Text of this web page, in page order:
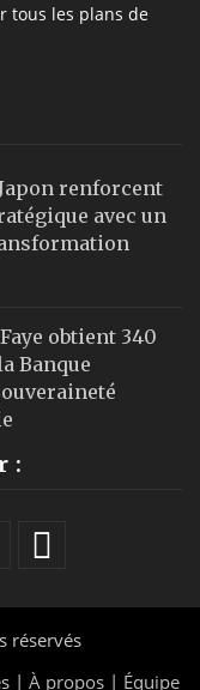
tous les plans de
renforcent
avec un
obtient 340
Banque
:
réservés
| À propos | Équipe